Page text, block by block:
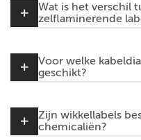
Wat is het verschil
zelflaminerende
Voor welke
geschikt?
Zijn wikkellabels
chemicaliën?